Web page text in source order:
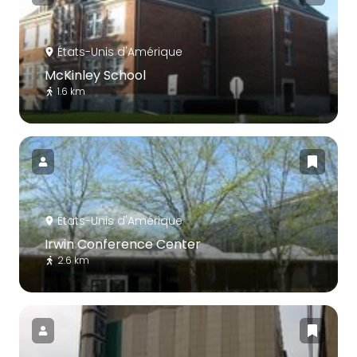
États-Unis d'Amérique
McKinley School
1.6 km
États-Unis d'Amérique
Irwin Conference Center
2.6 km